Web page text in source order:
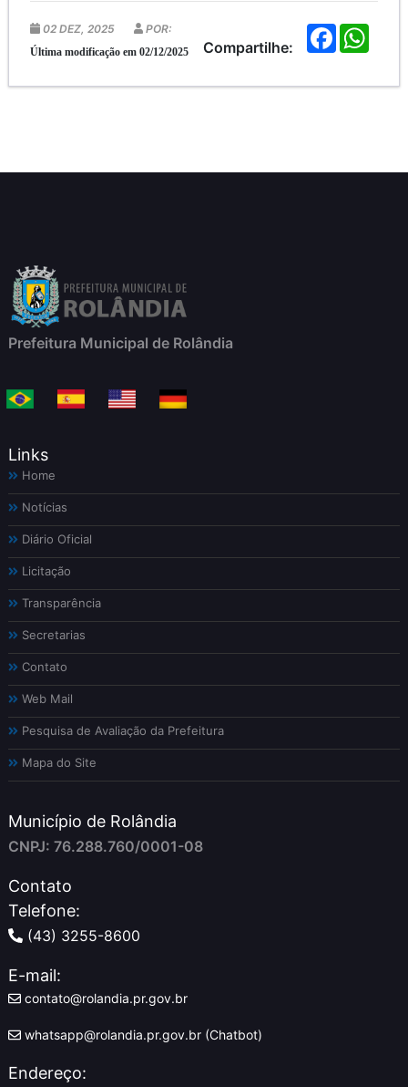
Compartilhe:
F
a
b
s
02 DEZ, 2025 POR:
Última modificação em 02/12/2025
Prefeitura Municipal de Rolândia
Links
Home
Notícias
Diário Oficial
Licitação
Transparência
Secretarias
Contato
Web Mail
Pesquisa de Avaliação da Prefeitura
Mapa do Site
Município de Rolândia
CNPJ: 76.288.760/0001-08
Contato
Telefone:
(43) 3255-8600
E-mail:
contato@rolandia.pr.gov.br
whatsapp@rolandia.pr.gov.br (Chatbot)
Endereço: